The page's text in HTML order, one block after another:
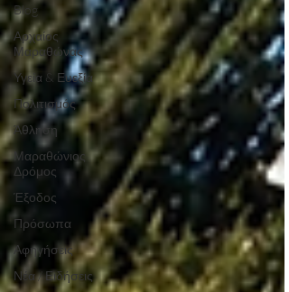
Blog
Αρχαίος
Μαραθώνας
Υγεία & Ευεξία
Πολιτισμός
Άθληση
Μαραθώνιος
Δρόμος
Έξοδος
Πρόσωπα
Αφηγήσεις
Νέα / Ειδήσεις